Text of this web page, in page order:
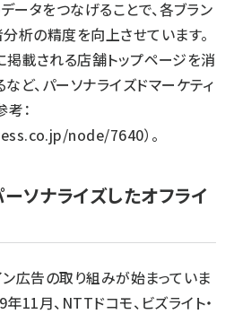
ータをつなげることで、各ブラン
析の精度を向上させています。
掲載される店舗トップページを消
ど、パーソナライズドマーケティ
：
node/7640） 。
ソナライズしたオフライ
広告の取り組みが始まっていま
11月、NTTドコモ、ビズライト・